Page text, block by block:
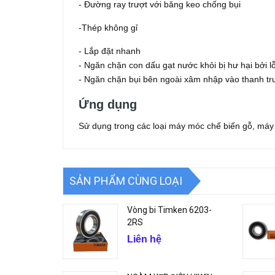
- Đường ray trượt với băng keo chống bụi
-Thép không gỉ
- Lắp đặt nhanh
- Ngăn chặn con dấu gạt nước khỏi bị hư hại bởi
- Ngăn chặn bụi bên ngoài xâm nhập vào thanh
Ứng dụng
Sử dụng trong các loại máy móc chế biến gỗ,
SẢN PHẨM CÙNG LOẠI
Vòng bi Timken 6203-
2RS
Liên hệ